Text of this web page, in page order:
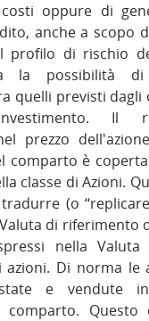
oppure di
anche a scopo
profilo di rischio
la possibilità di
quelli previsti dagli
Il
prezzo
comparto è
classe di Azioni.
(o
di riferimento
nella
azioni. Di norma le
e vendute
comparto. Questo